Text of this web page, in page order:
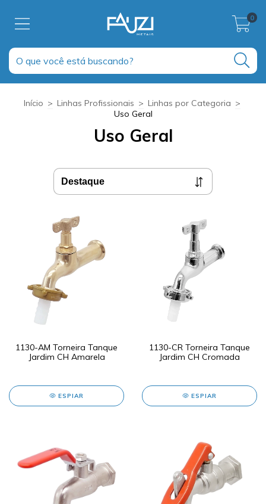
0
Início > Linhas Profissionais > Linhas por Categoria >
Uso Geral
Uso Geral
1130-AM Torneira Tanque
Jardim CH Amarela
ESPIAR
1130-CR Torneira Tanque
Jardim CH Cromada
ESPIAR